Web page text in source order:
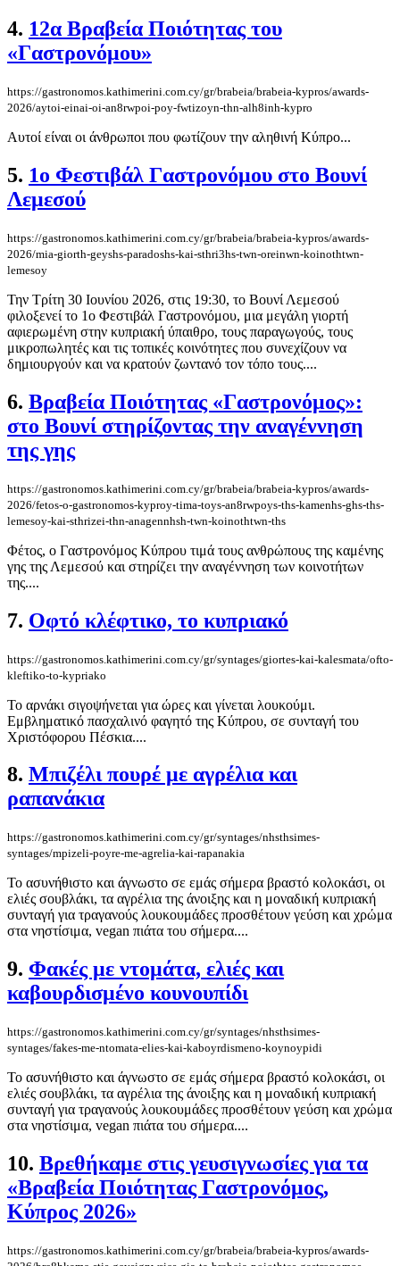
4. 12α Βραβεία Ποιότητας του
«Γαστρονόμου»
https://gastronomos.kathimerini.com.cy/gr/brabeia/brabeia-kypros/awards-
2026/aytoi-einai-oi-an8rwpoi-poy-fwtizoyn-thn-alh8inh-kypro
Αυτοί είναι οι άνθρωποι που φωτίζουν την αληθινή Κύπρο...
5. 1ο Φεστιβάλ Γαστρονόμου στο Βουνί
Λεμεσού
https://gastronomos.kathimerini.com.cy/gr/brabeia/brabeia-kypros/awards-
2026/mia-giorth-geyshs-paradoshs-kai-sthri3hs-twn-oreinwn-koinothtwn-
lemesoy
Την Τρίτη 30 Ιουνίου 2026, στις 19:30, το Βουνί Λεμεσού
φιλοξενεί το 1ο Φεστιβάλ Γαστρονόμου, μια μεγάλη γιορτή
αφιερωμένη στην κυπριακή ύπαιθρο, τους παραγωγούς, τους
μικροπωλητές και τις τοπικές κοινότητες που συνεχίζουν να
δημιουργούν και να κρατούν ζωντανό τον τόπο τους....
6. Βραβεία Ποιότητας «Γαστρονόμος»:
στο Βουνί στηρίζοντας την αναγέννηση
της γης
https://gastronomos.kathimerini.com.cy/gr/brabeia/brabeia-kypros/awards-
2026/fetos-o-gastronomos-kyproy-tima-toys-an8rwpoys-ths-kamenhs-ghs-ths-
lemesoy-kai-sthrizei-thn-anagennhsh-twn-koinothtwn-ths
Φέτος, ο Γαστρονόμος Κύπρου τιμά τους ανθρώπους της καμένης
γης της Λεμεσού και στηρίζει την αναγέννηση των κοινοτήτων
της....
7. Οφτό κλέφτικο, το κυπριακό
https://gastronomos.kathimerini.com.cy/gr/syntages/giortes-kai-kalesmata/ofto-
kleftiko-to-kypriako
Το αρνάκι σιγοψήνεται για ώρες και γίνεται λουκούμι.
Εμβληματικό πασχαλινό φαγητό της Κύπρου, σε συνταγή του
Χριστόφορου Πέσκια....
8. Μπιζέλι πουρέ με αγρέλια και
ραπανάκια
https://gastronomos.kathimerini.com.cy/gr/syntages/nhsthsimes-
syntages/mpizeli-poyre-me-agrelia-kai-rapanakia
Το ασυνήθιστο και άγνωστο σε εμάς σήμερα βραστό κολοκάσι, οι
ελιές σουβλάκι, τα αγρέλια της άνοιξης και η μοναδική κυπριακή
συνταγή για τραγανούς λουκουμάδες προσθέτουν γεύση και χρώμα
στα νηστίσιμα, vegan πιάτα του σήμερα....
9. Φακές με ντομάτα, ελιές και
καβουρδισμένο κουνουπίδι
https://gastronomos.kathimerini.com.cy/gr/syntages/nhsthsimes-
syntages/fakes-me-ntomata-elies-kai-kaboyrdismeno-koynoypidi
Το ασυνήθιστο και άγνωστο σε εμάς σήμερα βραστό κολοκάσι, οι
ελιές σουβλάκι, τα αγρέλια της άνοιξης και η μοναδική κυπριακή
συνταγή για τραγανούς λουκουμάδες προσθέτουν γεύση και χρώμα
στα νηστίσιμα, vegan πιάτα του σήμερα....
10. Βρεθήκαμε στις γευσιγνωσίες για τα
«Βραβεία Ποιότητας Γαστρονόμος,
Κύπρος 2026»
https://gastronomos.kathimerini.com.cy/gr/brabeia/brabeia-kypros/awards-